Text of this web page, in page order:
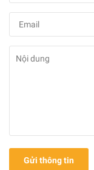
Gửi thông tin